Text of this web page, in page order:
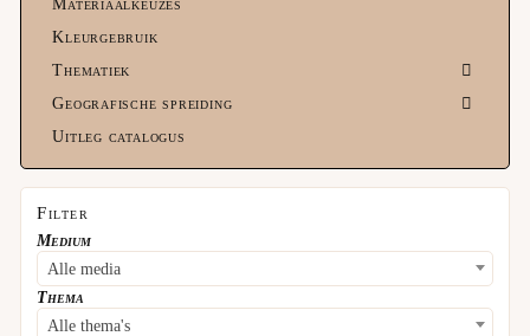
Materiaalkeuzes
Kleurgebruik
Thematiek
Geografische spreiding
Uitleg catalogus
Filter
Medium
Alle media
Thema
Alle thema's